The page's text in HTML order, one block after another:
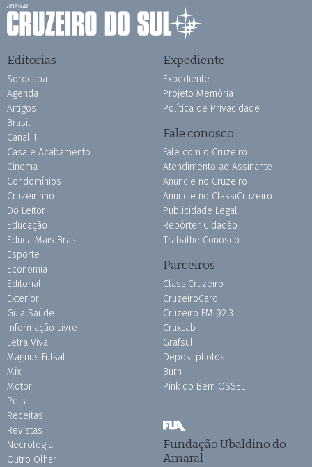
Editorias
Sorocaba
Agenda
Artigos
Brasil
Canal 1
Casa e Acabamento
Cinema
Condomínios
Cruzeirinho
Do Leitor
Educação
Educa Mais Brasil
Esporte
Economia
Editorial
Exterior
Guia Saúde
Informação Livre
Letra Viva
Magnus Futsal
Mix
Motor
Pets
Receitas
Revistas
Necrologia
Outro Olhar
Expediente
Expediente
Projeto Memória
Política de Privacidade
Fale conosco
Fale com o Cruzeiro
Atendimento ao Assinante
Anuncie no Cruzeiro
Anuncie no ClassiCruzeiro
Publicidade Legal
Repórter Cidadão
Trabalhe Conosco
Parceiros
ClassiCruzeiro
CruzeiroCard
Cruzeiro FM 92.3
CruxLab
Grafsul
Depositphotos
Burh
Pink do Bem OSSEL
Fundação Ubaldino do
Amaral